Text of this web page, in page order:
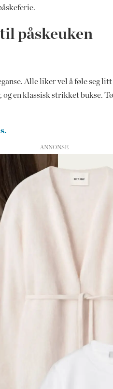
påskeuken
Alle liker vel å føle seg
en klassisk strikket bukse.